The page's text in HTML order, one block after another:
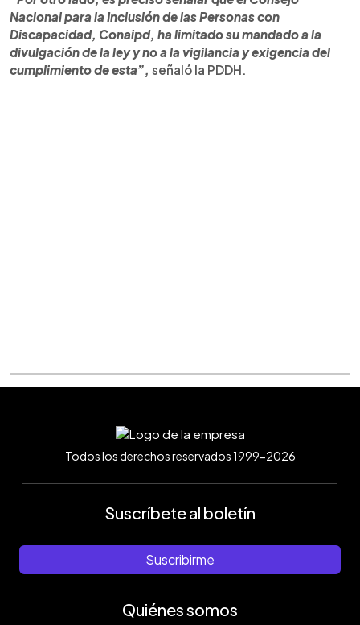
Nacional para la Inclusión de las Personas con
Discapacidad, Conaipd, ha limitado su mandado a la
divulgación de la ley y no a la vigilancia y exigencia del
cumplimiento de esta”, señaló la PDDH.
Todos los derechos reservados 1999-2026
Suscríbete al boletín
Suscribirme
Quiénes somos